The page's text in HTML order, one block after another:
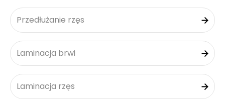
Przedłużanie rzęs
Laminacja brwi
Laminacja rzęs